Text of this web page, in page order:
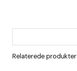
Relaterede produkter